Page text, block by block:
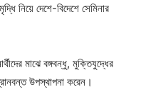
নিয়ে দেশে-বিদেশে সেমিনার
মাঝে বঙ্গবন্ধু, মুক্তিযুদ্ধের
উপস্থাপনা করেন।